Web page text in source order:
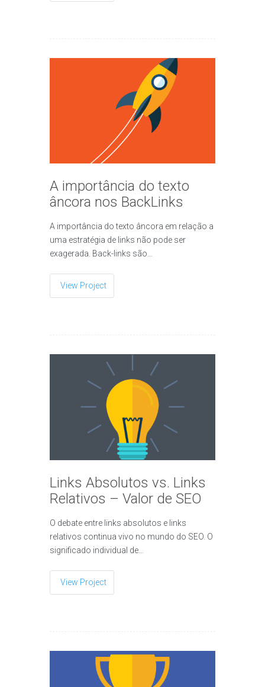
A importância do texto
âncora nos BackLinks
A importância do texto âncora em relação a
uma estratégia de links não pode ser
exagerada. Back-links são…
View Project
Links Absolutos vs. Links
Relativos – Valor de SEO
O debate entre links absolutos e links
relativos continua vivo no mundo do SEO. O
significado individual de…
View Project